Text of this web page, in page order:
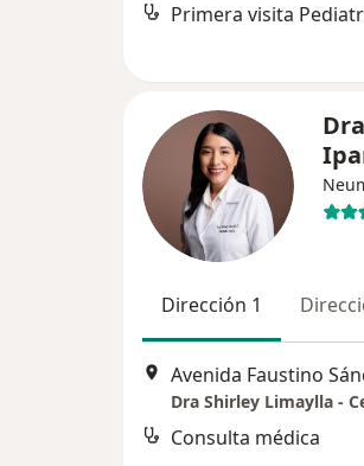
Primera visita
Dirección 1
Dra Shirley Limaylla -
Consulta médica